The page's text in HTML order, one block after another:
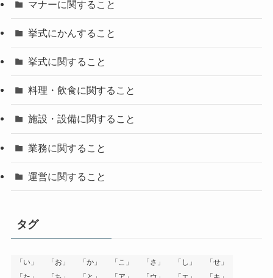
マナーに関すること
挙式にかんすること
挙式に関すること
料理・飲食に関すること
施設・設備に関すること
業務に関すること
運営に関すること
タグ
「い」 「お」 「か」 「こ」 「さ」 「し」
「せ」